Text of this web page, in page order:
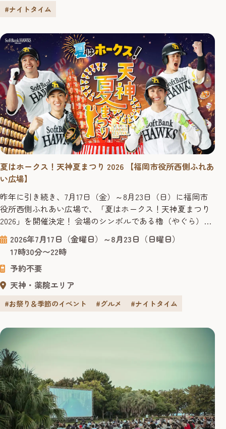
#ナイトタイム
夏はホークス！天神夏まつり 2026 【福岡市役所西側ふれあ
い広場】
昨年に引き続き、7月17日（金）～8月23日（日）に福岡市
役所西側ふれあい広場で、「夏はホークス！天神夏まつり
2026」を開催決定！ 会場のシンボルである櫓（やぐら）は
ホークス仕様に装飾され、お気に入りの選手と写真撮影を
楽しめるフォトスポットとして会場を彩ります。さらに、
ホークス戦のナイター試合開催日にはパブリックビューイ
ングを実施！ ■「夏はホークス！天神夏まつり2026」とは
「天神...
2026年7月17日（金曜日）～8月23日（日曜日）
17時30分〜22時
予約不要
天神・薬院エリア
#お祭り＆季節のイベント #グルメ #ナイトタイム